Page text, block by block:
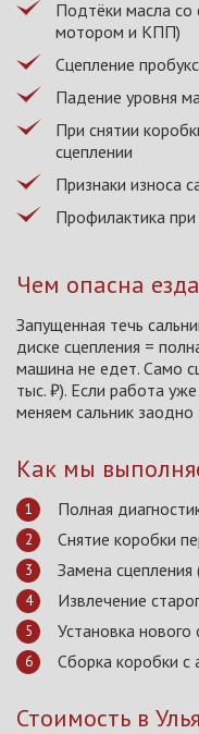
Подтёки масла со
мотором и КПП)
Сцепление
Падение уровня
При снятии
сцеплении
Признаки износа
Профилактика при
Чем опасна
Запущенная течь
диске сцепления =
машина не едет. Само
тыс. ₽). Если работа
меняем сальник
Как мы
Полная
Снятие коробки
Замена
Извлечение
Установка нового
Сборка коробки с
Стоимость в